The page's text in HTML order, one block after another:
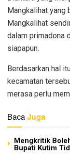
Mangkalihat yang
Mangkalihat
dalam primadona
siapapun.
Berdasarkan hal
kecamatan
merasa perlu
BacaJuga
Mengkritik
Bupati Kutim